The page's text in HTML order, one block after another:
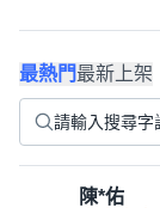
最熱門最新上架
陳*佑